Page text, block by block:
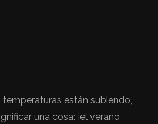
temperaturas están subiendo,
una cosa: ¡el verano